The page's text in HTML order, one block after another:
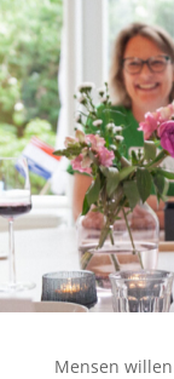
Mensen